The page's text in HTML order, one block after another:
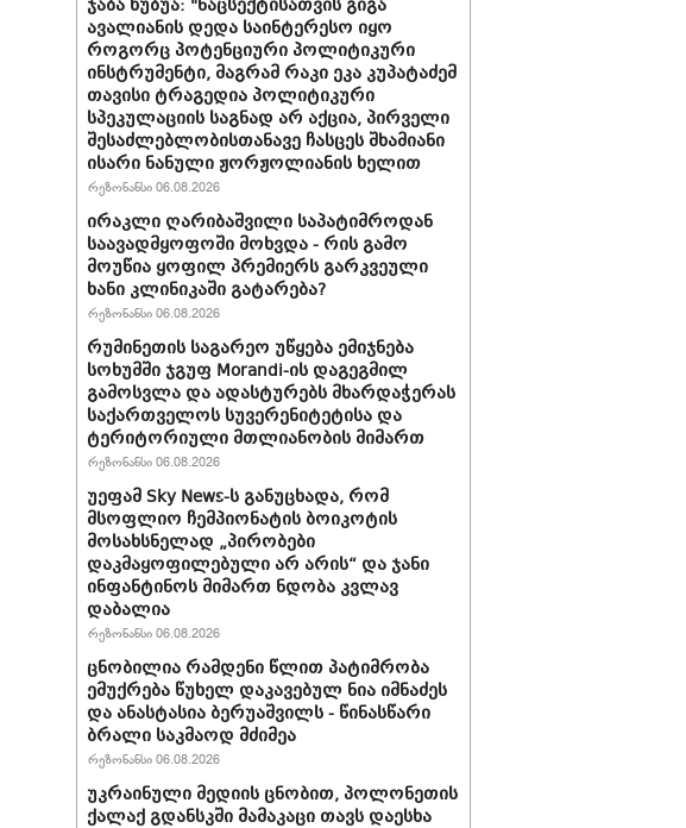
ჯაბა ხუბუა: "ნაცსექტისათვის გიგა
ავალიანის დედა საინტერესო იყო
როგორც პოტენციური პოლიტიკური
ინსტრუმენტი, მაგრამ რაკი ეკა კუპატაძემ
თავისი ტრაგედია პოლიტიკური
სპეკულაციის საგნად არ აქცია, პირველი
შესაძლებლობისთანავე ჩასცეს შხამიანი
ისარი ნანული ჟორჟოლიანის ხელით
რეზონანსი 06.08.2026
ირაკლი ღარიბაშვილი საპატიმროდან
საავადმყოფოში მოხვდა - რის გამო
მოუწია ყოფილ პრემიერს გარკვეული
ხანი კლინიკაში გატარება?
რეზონანსი 06.08.2026
რუმინეთის საგარეო უწყება ემიჯნება
სოხუმში ჯგუფ Morandi-ის დაგეგმილ
გამოსვლა და ადასტურებს მხარდაჭერას
საქართველოს სუვერენიტეტისა და
ტერიტორიული მთლიანობის მიმართ
რეზონანსი 06.08.2026
უეფამ Sky News-ს განუცხადა, რომ
მსოფლიო ჩემპიონატის ბოიკოტის
მოსახსნელად „პირობები
დაკმაყოფილებული არ არის“ და ჯანი
ინფანტინოს მიმართ ნდობა კვლავ
დაბალია
რეზონანსი 06.08.2026
ცნობილია რამდენი წლით პატიმრობა
ემუქრება წუხელ დაკავებულ ნია იმნაძეს
და ანასტასია ბერუაშვილს - წინასწარი
ბრალი საკმაოდ მძიმეა
რეზონანსი 06.08.2026
უკრაინული მედიის ცნობით, პოლონეთის
ქალაქ გდანსკში მამაკაცი თავს დაესხა